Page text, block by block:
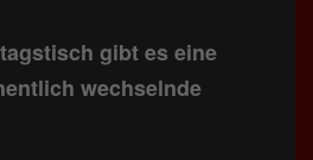
gibt es eine
wechselnde